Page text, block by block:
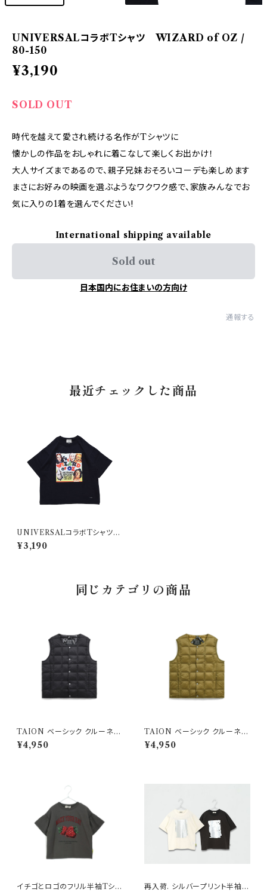
UNIVERSALコラボTシャツ WIZARD of OZ /
80-150
¥3,190
SOLD OUT
時代を越えて愛され続ける名作がTシャツに
懐かしの作品をおしゃれに着こなして楽しくお出かけ！
大人サイズまであるので、親子兄妹おそろいコーデも楽しめます
まさにお好みの映画を選ぶようなワクワク感で、家族みんなでお
気に入りの1着を選んでください!
International shipping available
Sold out
日本国内にお住まいの方向け
通報する
最近チェックした商品
UNIVERSALコラボTシャツ
WIZARD of OZ / 80-150
¥3,190
同じカテゴリの商品
TAION ベーシック クルーネッ
ク インナーダウンベスト ブラッ
ク
¥4,950
TAION ベーシック クルーネッ
ク インナーダウンベスト ベージ
ュ
¥4,950
イチゴとロゴのフリル半袖Tシャ
再入荷. シルバープリント半袖T